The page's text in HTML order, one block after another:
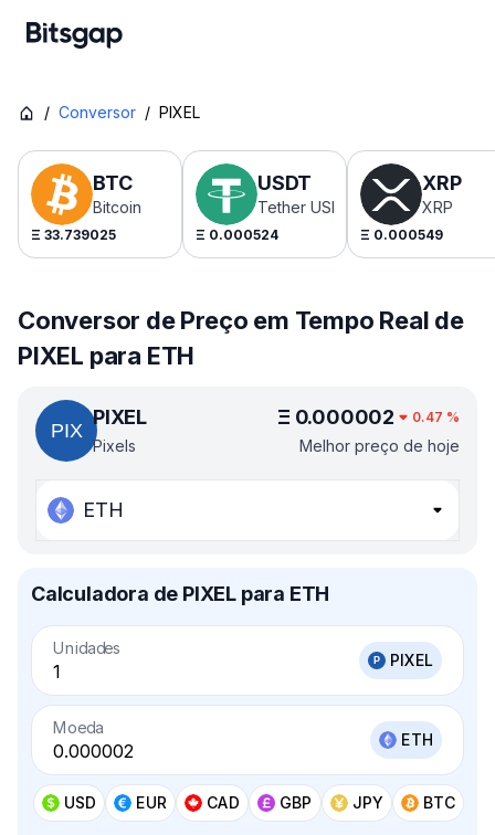
/ Conversor / PIXEL
BTC
Bitcoin
Ξ 33.739025
USDT
Tether USDt
Ξ 0.000524
XRP
XRP
Ξ 0.000549
Conversor de Preço em Tempo Real de
PIXEL para ETH
PIXEL
Pixels
Ξ 0.000002 0.47 %
Melhor preço de hoje
ETH
Calculadora de PIXEL para ETH
Unidades
PIXEL
Moeda
ETH
USD EUR CAD GBP JPY BTC